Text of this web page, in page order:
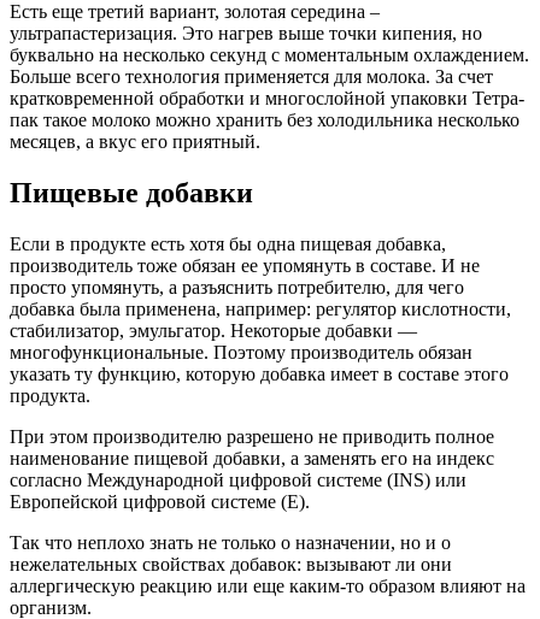
Есть еще третий вариант, золотая середина –
ультрапастеризация. Это нагрев выше точки кипения, но
буквально на несколько секунд с моментальным охлаждением.
Больше всего технология применяется для молока. За счет
кратковременной обработки и многослойной упаковки Тетра-
пак такое молоко можно хранить без холодильника несколько
месяцев, а вкус его приятный.
Пищевые добавки
Если в продукте есть хотя бы одна пищевая добавка,
производитель тоже обязан ее упомянуть в составе. И не
просто упомянуть, а разъяснить потребителю, для чего
добавка была применена, например: регулятор кислотности,
стабилизатор, эмульгатор. Некоторые добавки —
многофункциональные. Поэтому производитель обязан
указать ту функцию, которую добавка имеет в составе этого
продукта.
При этом производителю разрешено не приводить полное
наименование пищевой добавки, а заменять его на индекс
согласно Международной цифровой системе (INS) или
Европейской цифровой системе (Е).
Так что неплохо знать не только о назначении, но и о
нежелательных свойствах добавок: вызывают ли они
аллергическую реакцию или еще каким-то образом влияют на
организм.